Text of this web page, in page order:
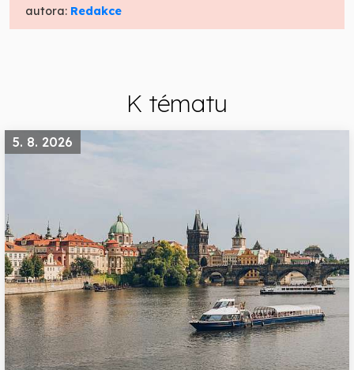
autora: Redakce
K tématu
5. 8. 2026